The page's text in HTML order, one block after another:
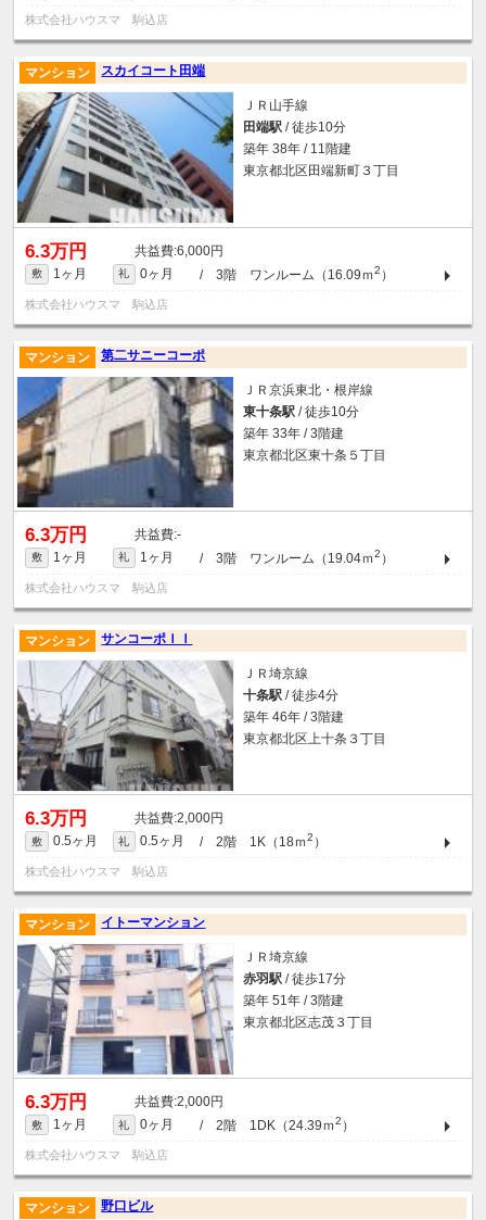
株式会社ハウスマ 駒込店
スカイコート田端
マンション
ＪＲ山手線
田端駅 / 徒歩10分
築年 38年 / 11階建
東京都北区田端新町３丁目
6.3万円 6,000円
敷 1ヶ月 礼 0ヶ月 / 3階 ワンルーム（16.09ｍ2 ）
株式会社ハウスマ 駒込店
第二サニーコーポ
マンション
ＪＲ京浜東北・根岸線
東十条駅 / 徒歩10分
築年 33年 / 3階建
東京都北区東十条５丁目
6.3万円 -
敷 1ヶ月 礼 1ヶ月 / 3階 ワンルーム（19.04ｍ2 ）
株式会社ハウスマ 駒込店
サンコーポＩＩ
マンション
ＪＲ埼京線
十条駅 / 徒歩4分
築年 46年 / 3階建
東京都北区上十条３丁目
6.3万円 2,000円
敷 0.5ヶ月 礼 0.5ヶ月 / 2階 1K（18ｍ2 ）
株式会社ハウスマ 駒込店
イトーマンション
マンション
ＪＲ埼京線
赤羽駅 / 徒歩17分
築年 51年 / 3階建
東京都北区志茂３丁目
6.3万円 2,000円
敷 1ヶ月 礼 0ヶ月 / 2階 1DK（24.39ｍ2 ）
株式会社ハウスマ 駒込店
野口ビル
マンション